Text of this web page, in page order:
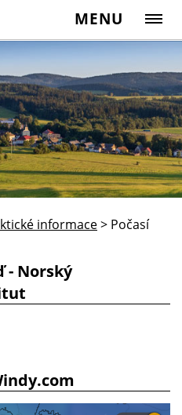
MENU
informace> Počasí
- Norský